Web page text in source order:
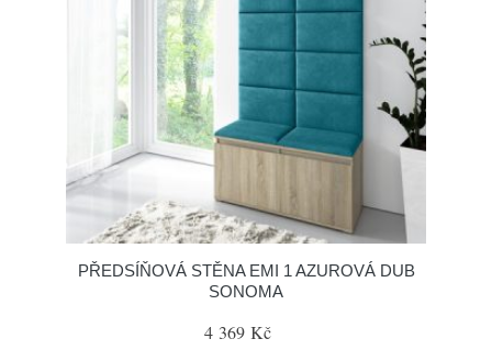
PŘEDSÍŇOVÁ STĚNA EMI 1 AZUROVÁ DUB
SONOMA
4 369 Kč